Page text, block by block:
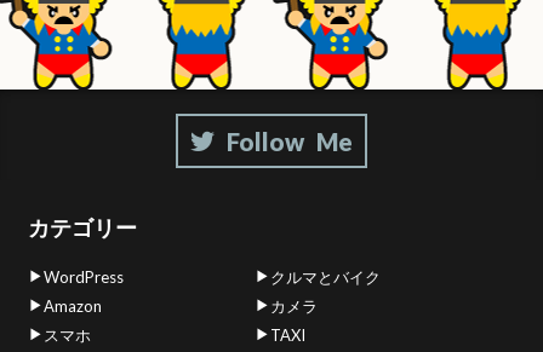
カテゴリー
WordPress
クルマとバイク
Amazon
カメラ
スマホ
TAXI